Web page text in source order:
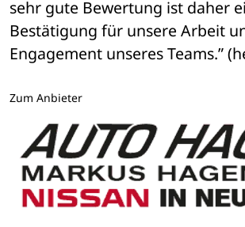
sehr gute Bewertung ist daher
Bestätigung für unsere Arbeit
Engagement unseres Teams.”
Zum Anbieter